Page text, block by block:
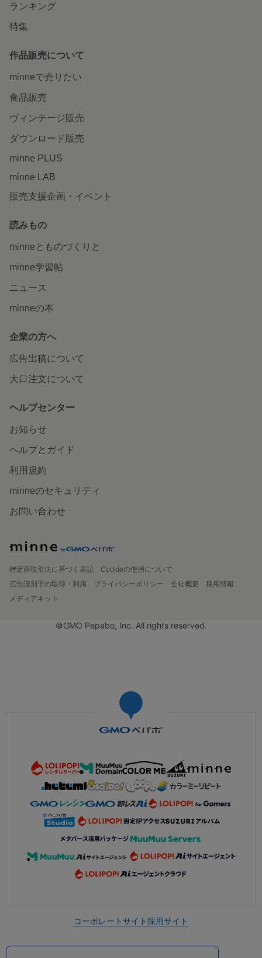
ランキング
特集
作品販売について
minneで売りたい
食品販売
ヴィンテージ販売
ダウンロード販売
minne PLUS
minne LAB
販売支援企画・イベント
読みもの
minneとものづくりと
minne学習帖
ニュース
minneの本
企業の方へ
広告出稿について
大口注文について
ヘルプセンター
お知らせ
ヘルプとガイド
利用規約
minneのセキュリティ
お問い合わせ
特定商取引法に基づく表記
Cookieの使用について
広告識別子の取得・利用
プライバシーポリシー 会社概要
採用情報
メディアキット
©GMO Pepabo, Inc. All rights reserved.
コーポレートサイト採用サイト